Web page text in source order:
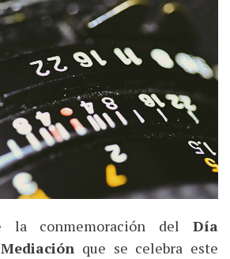
la conmemoración del Día
que se celebra este